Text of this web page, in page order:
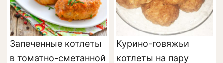
Запеченные котлеты
в томатно-сметанной
Курино-говяжьи
котлеты на пару